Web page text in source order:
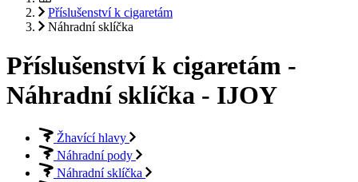
Příslušenství k cigaretám
Náhradní sklíčka
Příslušenství k cigaretám -
Náhradní sklíčka - IJOY
Žhavící hlavy
Náhradní pody
Náhradní sklíčka